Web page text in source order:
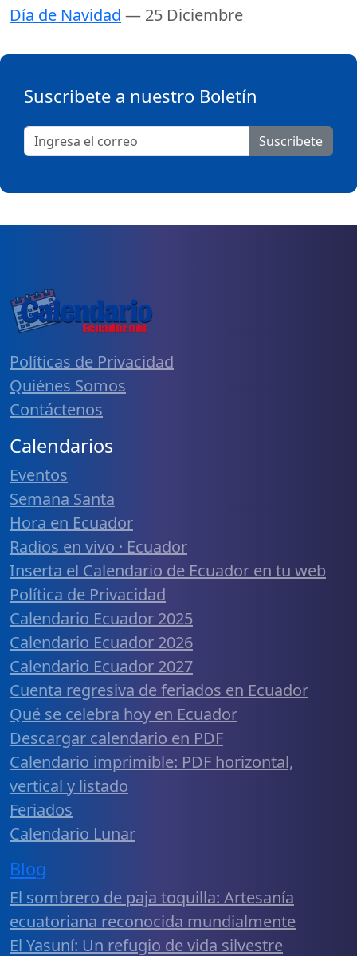
Día de Navidad — 25 Diciembre
Suscribete a nuestro Boletín
Suscribete
Políticas de Privacidad
Quiénes Somos
Contáctenos
Calendarios
Eventos
Semana Santa
Hora en Ecuador
Radios en vivo · Ecuador
Inserta el Calendario de Ecuador en tu web
Política de Privacidad
Calendario Ecuador 2025
Calendario Ecuador 2026
Calendario Ecuador 2027
Cuenta regresiva de feriados en Ecuador
Qué se celebra hoy en Ecuador
Descargar calendario en PDF
Calendario imprimible: PDF horizontal,
vertical y listado
Feriados
Calendario Lunar
Blog
El sombrero de paja toquilla: Artesanía
ecuatoriana reconocida mundialmente
El Yasuní: Un refugio de vida silvestre